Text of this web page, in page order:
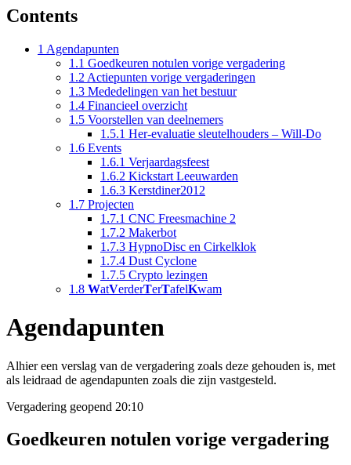
Contents
1 Agendapunten
1.1 Goedkeuren notulen vorige vergadering
1.2 Actiepunten vorige vergaderingen
1.3 Mededelingen van het bestuur
1.4 Financieel overzicht
1.5 Voorstellen van deelnemers
1.5.1 Her-evaluatie sleutelhouders – Will-Do
1.6 Events
1.6.1 Verjaardagsfeest
1.6.2 Kickstart Leeuwarden
1.6.3 Kerstdiner2012
1.7 Projecten
1.7.1 CNC Freesmachine 2
1.7.2 Makerbot
1.7.3 HypnoDisc en Cirkelklok
1.7.4 Dust Cyclone
1.7.5 Crypto lezingen
1.8 WatVerderTerTafelKwam
Agendapunten
Alhier een verslag van de vergadering zoals deze gehouden is, met
als leidraad de agendapunten zoals die zijn vastgesteld.
Vergadering geopend 20:10
Goedkeuren notulen vorige vergadering